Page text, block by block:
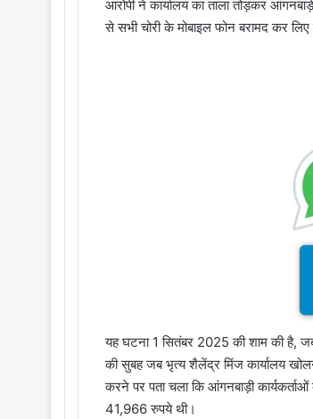
आरोपी ने कार्यालय का ताला तोड़कर
से सभी चोरी के मोबाइल फोन बरामद कर लिए
यह घटना 1 सितंबर 2025 की शाम की है,
की सुबह जब भृत्य शैलेंद्र मिंज कार्यालय
करने पर पता चला कि आंगनबाड़ी
41,966 रुपये थी।